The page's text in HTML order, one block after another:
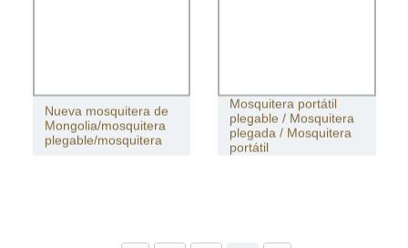
Nueva mosquitera de
Mongolia/mosquitera
plegable/mosquitera
Mosquitera portátil
plegable / Mosquitera
plegada / Mosquitera
portátil